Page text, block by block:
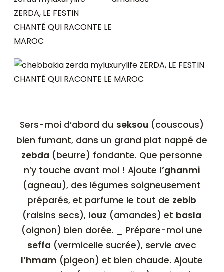
Sers-moi d’abord du seksou (couscous)
bien fumant, dans un grand plat nappé de
zebda (beurre) fondante. Que personne
n’y touche avant moi ! Ajoute l’ghanmi
(agneau), des légumes soigneusement
préparés, et parfume le tout de zebib
(raisins secs), louz (amandes) et basla
(oignon) bien dorée. _ Prépare-moi une
seffa (vermicelle sucrée), servie avec
l’hmam (pigeon) et bien chaude. Ajoute